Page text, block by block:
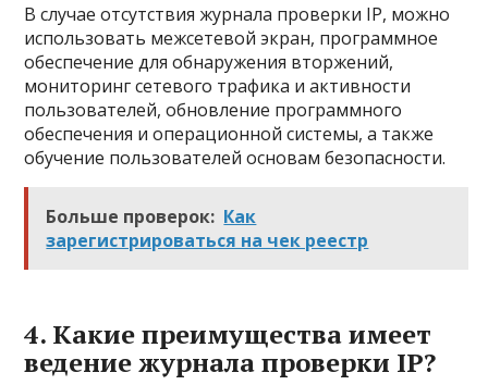
В случае отсутствия журнала проверки IP, можно
использовать межсетевой экран, программное
обеспечение для обнаружения вторжений,
мониторинг сетевого трафика и активности
пользователей, обновление программного
обеспечения и операционной системы, а также
обучение пользователей основам безопасности.
Больше проверок: Как
зарегистрироваться на чек реестр
4. Какие преимущества имеет
ведение журнала проверки IP?